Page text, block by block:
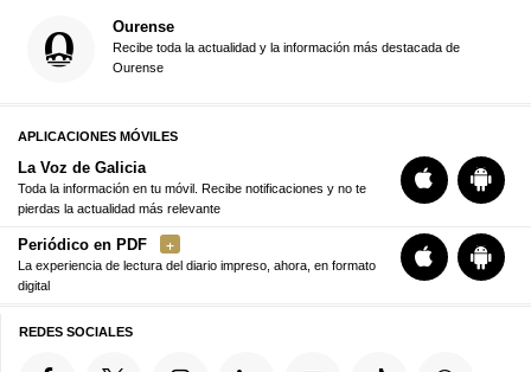
Ourense
Recibe toda la actualidad y la información más destacada de
Ourense
APLICACIONES MÓVILES
La Voz de Galicia
Toda la información en tu móvil. Recibe notificaciones y no te
pierdas la actualidad más relevante
Periódico en PDF
La experiencia de lectura del diario impreso, ahora, en formato
digital
REDES SOCIALES